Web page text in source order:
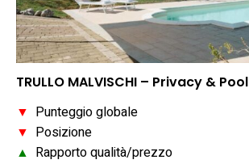
TRULLO MALVISCHI – Privacy & Pool
▼ Punteggio globale
▼ Posizione
▲ Rapporto qualità/prezzo